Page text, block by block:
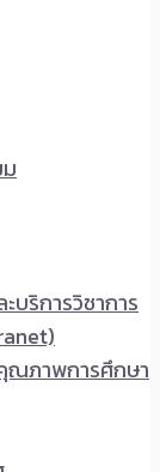
บริการวิชาการ
ณภาพการศึกษา